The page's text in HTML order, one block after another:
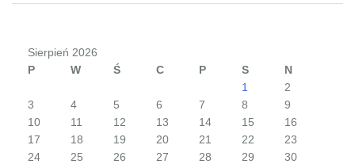
Sierpień 2026
P
W Ś C P S N
1
2
3
4 5 6 7 8
9
10
11 12 13 14 15
16
17
18 19 20 21 22
23
24
25 26 27 28 29
30